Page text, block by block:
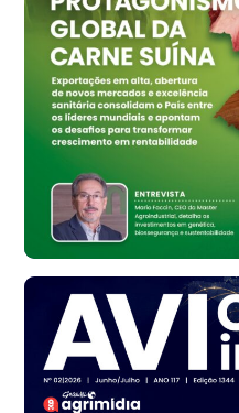
cx
Ovo Branco - Regional
Bastos (SP)
R$ 134,40
cx
Ovo Vermelho - Regional
Bastos (SP)
R$ 147,87
Frango - Indicador
R$ 7,13
kg
Frango - Indicador